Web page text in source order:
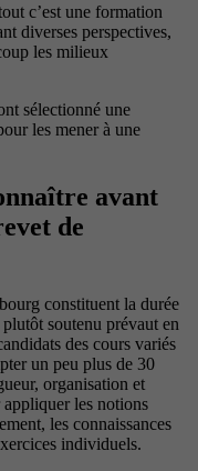
c’est une formation
diverses perspectives,
les milieux
sélectionné une
les mener à une
avant
de
constituent la durée
soutenu prévaut en
des cours variés
un peu plus de 30
organisation et
les notions
les connaissances
individuels.